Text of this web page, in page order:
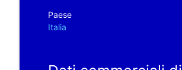
Paese
Italia